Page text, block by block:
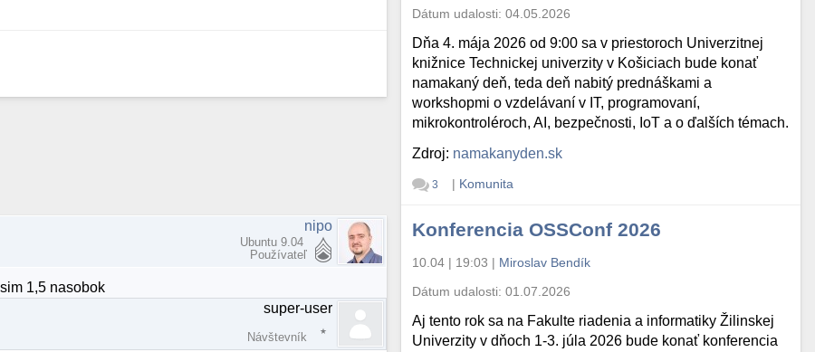
nipo
Ubuntu 9.04
Používateľ
1,5 nasobok
super-user
Návštevník
Dátum udalosti:04.05.2026
Dňa 4. mája 2026 od 9:00 sa v priestoroch Univerzitnej
knižnice Technickej univerzity v Košiciach bude konať
namakaný deň, teda deň nabitý prednáškami a
workshopmi o vzdelávaní v IT, programovaní,
mikrokontroléroch, AI, bezpečnosti, IoT a o ďalších témach.
Zdroj: namakanyden.sk
3 | Komunita
Konferencia OSSConf 2026
10.04 | 19:03 | Miroslav Bendík
Dátum udalosti:01.07.2026
Aj tento rok sa na Fakulte riadenia a informatiky Žilinskej
Univerzity v dňoch 1-3. júla 2026 bude konať konferencia